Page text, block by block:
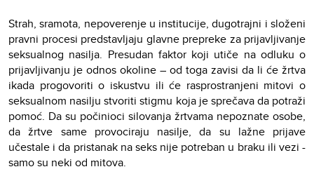
Strah, sramota, nepoverenje u institucije, dugotrajni i složeni
pravni procesi predstavljaju glavne prepreke za prijavljivanje
seksualnog nasilja. Presudan faktor koji utiče na odluku o
prijavljivanju je odnos okoline – od toga zavisi da li će žrtva
ikada progovoriti o iskustvu ili će rasprostranjeni mitovi o
seksualnom nasilju stvoriti stigmu koja je sprečava da potraži
pomoć. Da su počinioci silovanja žrtvama nepoznate osobe,
da žrtve same provociraju nasilje, da su lažne prijave
učestale i da pristanak na seks nije potreban u braku ili vezi -
samo su neki od mitova.